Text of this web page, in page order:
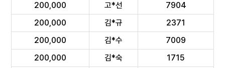
200,000
고*선
7904
200,000
김*규
2371
200,000
김*수
7009
200,000
김*숙
1715